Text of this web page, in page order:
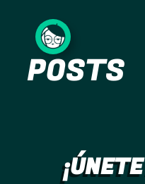
contenido
POSTS